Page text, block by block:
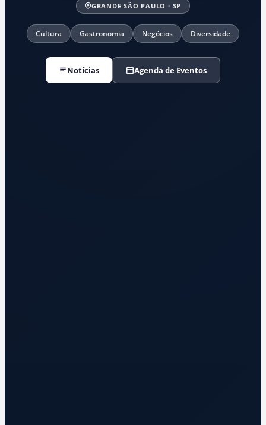
GRANDE SÃO PAULO · SP
Cultura Gastronomia Negócios Diversidade
Notícias Agenda de Eventos